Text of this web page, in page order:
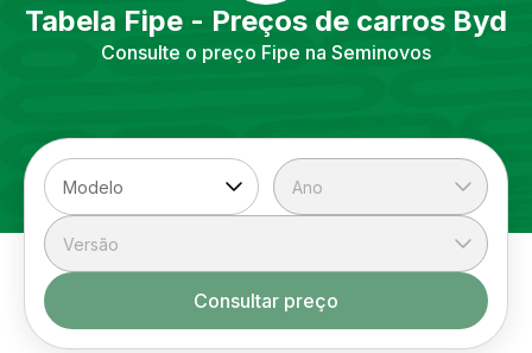
Tabela Fipe - Preços de carros Byd
Consulte o preço Fipe na Seminovos
Consultar preço